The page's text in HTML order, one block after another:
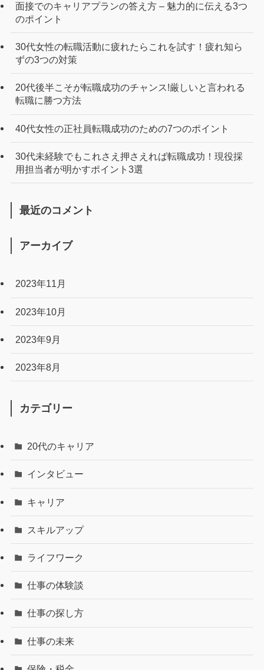
面接でのキャリアプランの答え方 – 魅力的に伝える3つ
のポイント
30代女性の転職活動に疲れたらこれを試す！疲れ知ら
ずの3つの対策
20代後半こそが転職成功のチャンス!厳しいと言われる
転職に勝つ方法
40代女性の正社員転職成功のための7つのポイント
30代未経験でもこれさえ押さえれば転職成功！現役採
用担当者が明かすポイント3選
最近のコメント
アーカイブ
2023年11月
2023年10月
2023年9月
2023年8月
カテゴリー
20代のキャリア
インタビュー
キャリア
スキルアップ
ライフワーク
仕事の体験談
仕事の探し方
仕事の未来